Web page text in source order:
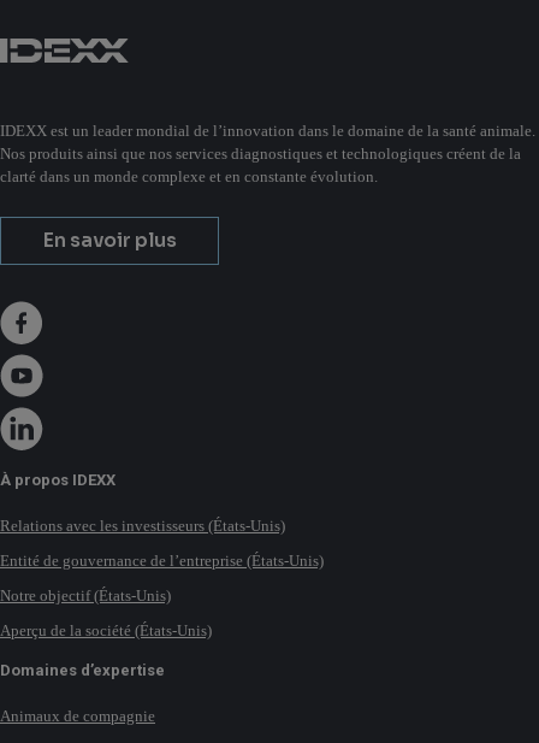
IDEXX est un leader mondial de l’innovation dans le domaine de la santé animale.
Nos produits ainsi que nos services diagnostiques et technologiques créent de la
clarté dans un monde complexe et en constante évolution.
En savoir plus
À propos IDEXX
Relations avec les investisseurs (États-Unis)
Entité de gouvernance de l’entreprise (États-Unis)
Notre objectif (États-Unis)
Aperçu de la société (États-Unis)
Domaines d’expertise
Animaux de compagnie